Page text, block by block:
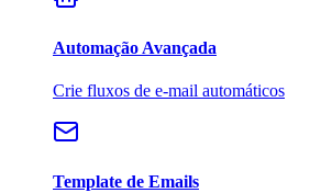
Automação Avançada
Crie fluxos de e-mail automáticos
Template de Emails